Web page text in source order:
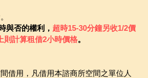
與否的權利， 超時15-30分鐘另收1/2價
則計算租借2小時價格。
借用，凡借用本諮商所空間之單位人